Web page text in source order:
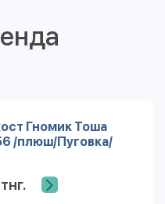
Гномик Тоша
/плюш/Пуговка/